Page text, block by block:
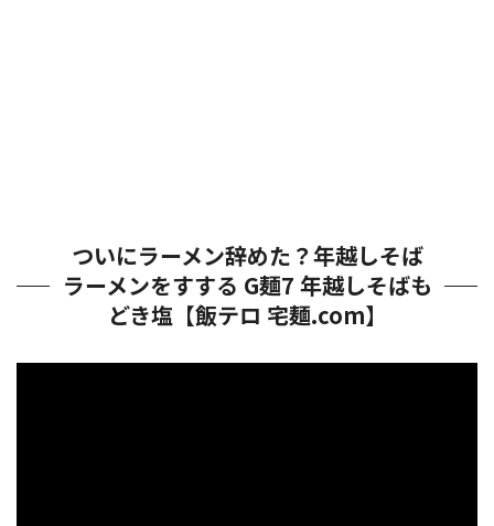
ついにラーメン辞めた？年越しそば
ラーメンをすする G麺7 年越しそばも
どき塩【飯テロ 宅麺.com】